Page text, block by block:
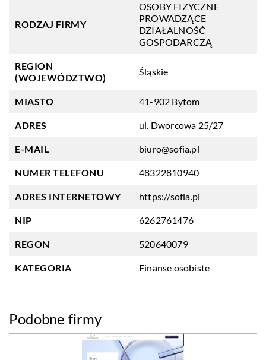
RODZAJ FIRMY
OSOBY FIZYCZNE
PROWADZĄCE
DZIAŁALNOŚĆ
GOSPODARCZĄ
REGION
(WOJEWÓDZTWO)
Śląskie
MIASTO 41-902 Bytom
ADRES ul. Dworcowa 25/27
E-MAIL biuro@sofia.pl
NUMER TELEFONU 48322810940
ADRES INTERNETOWY https://sofia.pl
NIP 6262761476
REGON 520640079
KATEGORIA Finanse osobiste
Podobne firmy